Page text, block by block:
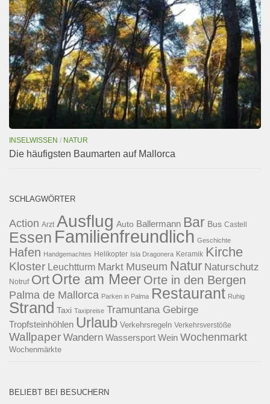
INSELWISSEN / NATUR
Die häufigsten Baumarten auf Mallorca
SCHLAGWÖRTER
Action Arzt Ausflug Auto Ballermann Bar Bus Castell
Essen Familienfreundlich Geschichte
Hafen Handgemachtes Helikopter Isla Dragonera Keramik Kirche
Kloster Leuchtturm Markt Museum Natur Naturschutz
Notruf Ort Orte am Meer Orte in den Bergen
Palma de Mallorca Parken in Palma Restaurant Ruhig
Strand Taxi Taxipreise Tramuntana Gebirge
Tropfsteinhöhlen Urlaub Verkehrsregeln Verkehrsverstöße
Wallpaper Wandern Wassersport Wein Wochenmarkt
Wochenmärkte
BELIEBT BEI BESUCHERN